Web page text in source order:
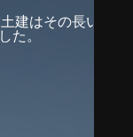
建はその長い歴史
た。